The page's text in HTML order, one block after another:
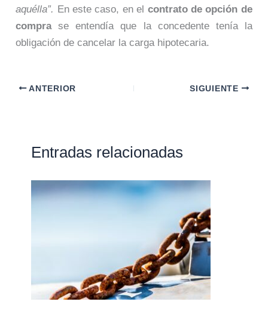
aquélla”. En este caso, en el contrato de opción de
comprase entendía que la concedente tenía la
obligación de cancelar la carga hipotecaria.
ANTERIOR SIGUIENTE
Entradas relacionadas